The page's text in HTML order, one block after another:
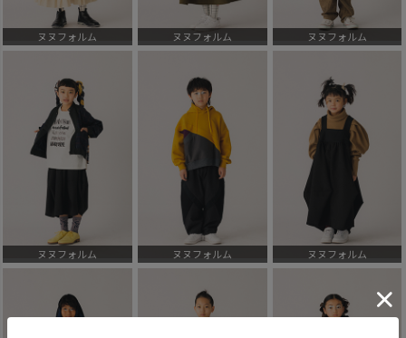
ヌヌフォルム ヌヌフォルム ヌヌフォルム
ヌヌフォルム ヌヌフォルム ヌヌフォルム